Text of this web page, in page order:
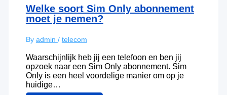
Welke soort Sim Only abonnement
moet je nemen?
By admin / telecom
Waarschijnlijk heb jij een telefoon en ben jij
opzoek naar een Sim Only abonnement. Sim
Only is een heel voordelige manier om op je
huidige…